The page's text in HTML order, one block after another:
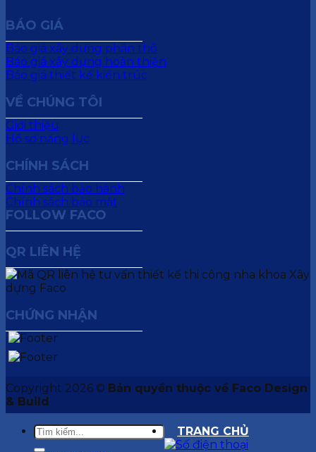
BÁO GIÁ
Báo giá xây dựng phần thô
Báo giá xây dựng hoàn thiện
Báo giá thiết kế kiến trúc
VỀ CHÚNG TÔI
Giới thiệu
Hồ sơ năng lực
CHÍNH SÁCH
Chính sách bảo hành
Chính sách bảo mật
FOLLOW FACO
QR LIÊN HỆ
CHỨNG NHẬN
Copyright 2026 © Bản quyền thuộc về Faco Design
& Build
TRANG CHỦ